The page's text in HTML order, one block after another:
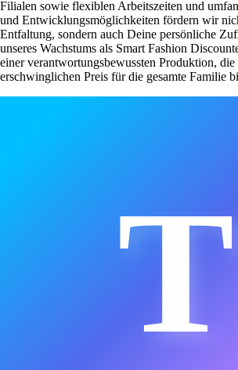
Filialen sowie flexiblen Arbeitszeiten und
und Entwicklungsmöglichkeiten fördern wir
Entfaltung, sondern auch Deine persönliche
unseres Wachstums als Smart Fashion
einer verantwortungsbewussten Produktion,
erschwinglichen Preis für die gesamte Familie
T